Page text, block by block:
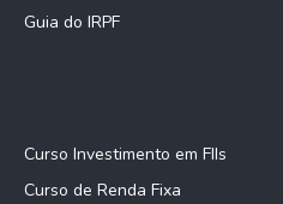
Guia do IRPF
Curso Investimento em FIIs
Curso de Renda Fixa